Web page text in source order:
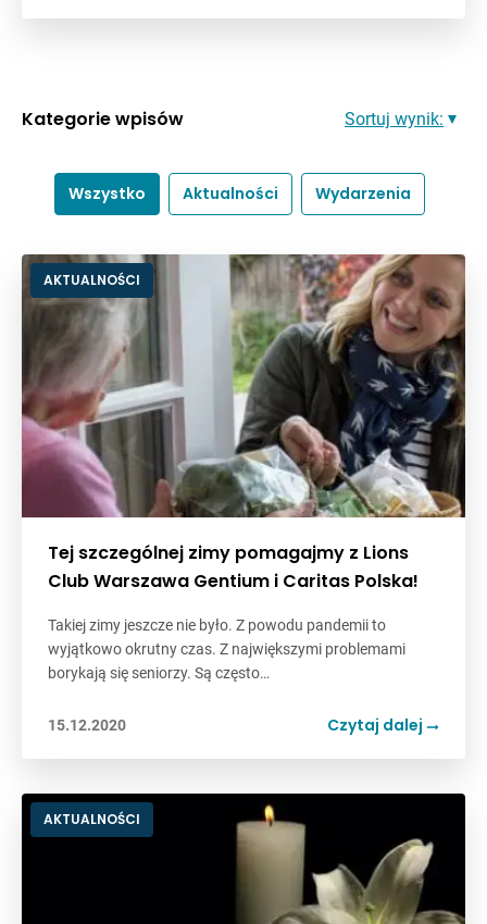
Wszystko Aktualności Wydarzenia
Kategorie wpisów Sortuj wynik:
AKTUALNOŚCI
Tej szczególnej zimy pomagajmy z Lions
Club Warszawa Gentium i Caritas Polska!
Takiej zimy jeszcze nie było. Z powodu pandemii to
wyjątkowo okrutny czas. Z największymi problemami
borykają się seniorzy. Są często…
15.12.2020 Czytaj dalej
AKTUALNOŚCI